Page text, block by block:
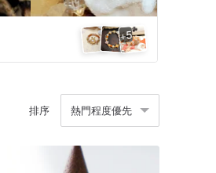
+5
排序 熱門程度優先